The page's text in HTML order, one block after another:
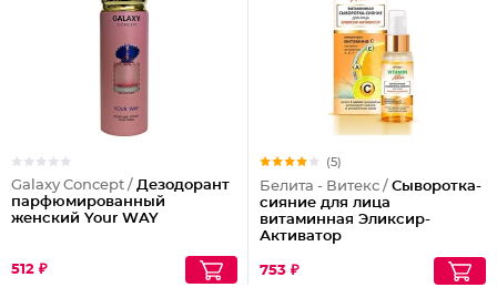
Galaxy Concept / Дезодорант
парфюмированный
женский Your WAY
512 ₽
(5)
Белита - Витекс / Сыворотка-
сияние для лица
витаминная Эликсир-
Активатор
753 ₽